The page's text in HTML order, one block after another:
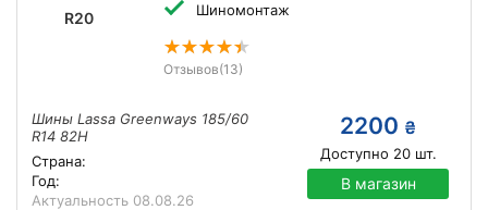
R20 Шиномонтаж
Отзывов(13)
Шины Lassa Greenways 185/60
R14 82H
Страна:
Год:
Актуальность 08.08.26
2200 ₴
Доступно 20шт.
В магазин